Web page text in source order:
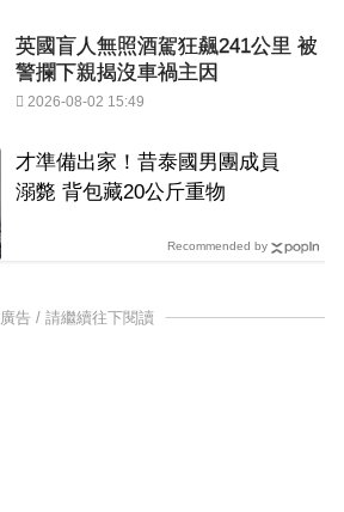
英國盲人無照酒駕狂飆241公里 被
警攔下親揭沒車禍主因
2026-08-02 15:49
才準備出家！昔泰國男團成員
溺斃 背包藏20公斤重物
Recommended by
廣告 / 請繼續往下閱讀